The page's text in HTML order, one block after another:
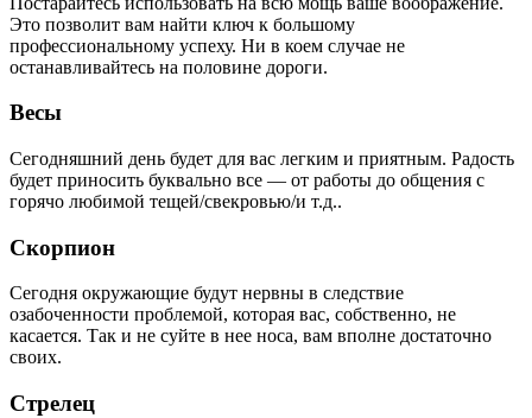
Это позволит вам найти ключ к большому
профессиональному успеху. Ни в коем случае не
останавливайтесь на половине дороги.
Весы
Сегодняшний день будет для вас легким и приятным. Радость
будет приносить буквально все — от работы до общения с
горячо любимой тещей/свекровью/и т.д..
Скорпион
Сегодня окружающие будут нервны в следствие
озабоченности проблемой, которая вас, собственно, не
касается. Так и не суйте в нее носа, вам вполне достаточно
своих.
Стрелец